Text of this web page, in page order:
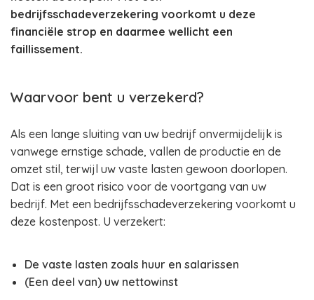
bedrijfsschadeverzekering voorkomt u deze
financiële strop en daarmee wellicht een
faillissement.
Waarvoor bent u verzekerd?
Als een lange sluiting van uw bedrijf onvermijdelijk is
vanwege ernstige schade, vallen de productie en de
omzet stil, terwijl uw vaste lasten gewoon doorlopen.
Dat is een groot risico voor de voortgang van uw
bedrijf. Met een bedrijfsschadeverzekering voorkomt u
deze kostenpost. U verzekert:
De vaste lasten zoals huur en salarissen
(Een deel van) uw nettowinst